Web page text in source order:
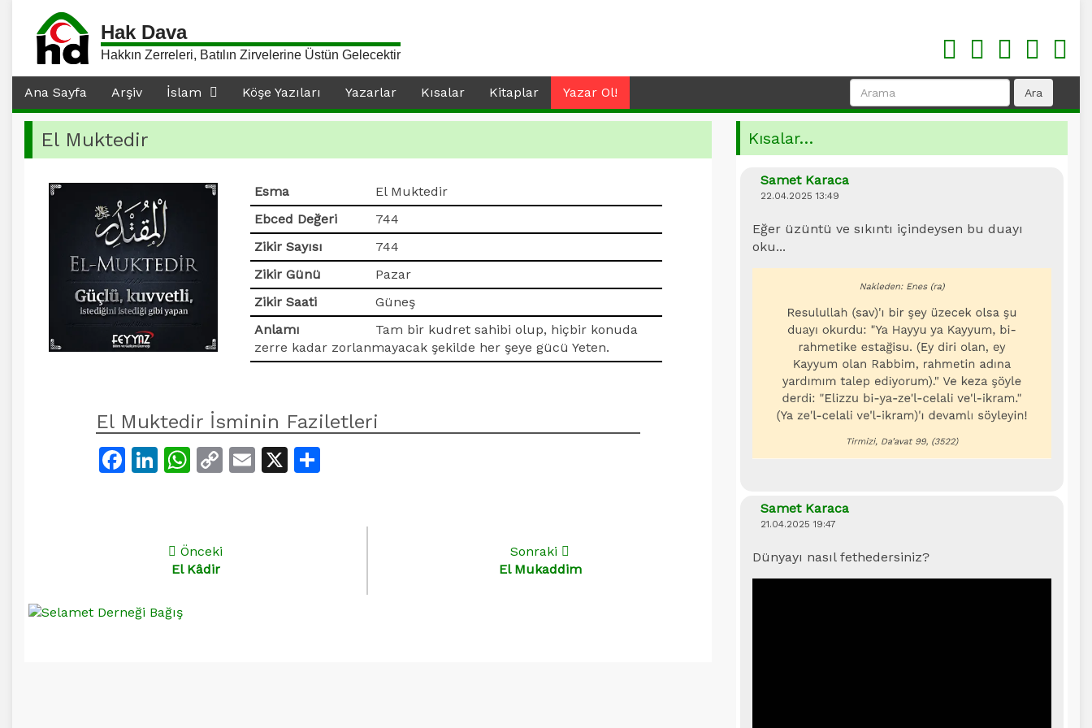
Hak Dava
Hakkın Zerreleri, Batılın Zirvelerine Üstün Gelecektir
Ana Sayfa Arşiv İslam Köşe Yazıları Yazarlar Kısalar Kitaplar Yazar Ol!
El Muktedir
Esma
El Muktedir
Ebced Değeri
744
Zikir Sayısı
744
Zikir Günü
Pazar
Zikir Saati
Güneş
Anlamı
Tam bir kudret sahibi olup, hiçbir konuda
zerre kadar zorlanmayacak şekilde her şeye gücü Yeten.
El Muktedir İsminin Faziletleri
Facebook
LinkedIn
WhatsApp
CopyEmail
X
Önceki
El Kâdir
Sonraki
El Mukaddim
Kısalar…
Samet Karaca
22.04.2025 13:49
Eğer üzüntü ve sıkıntı içindeysen bu duayı
oku...
Samet Karaca
21.04.2025 19:47
Dünyayı nasıl fethedersiniz?